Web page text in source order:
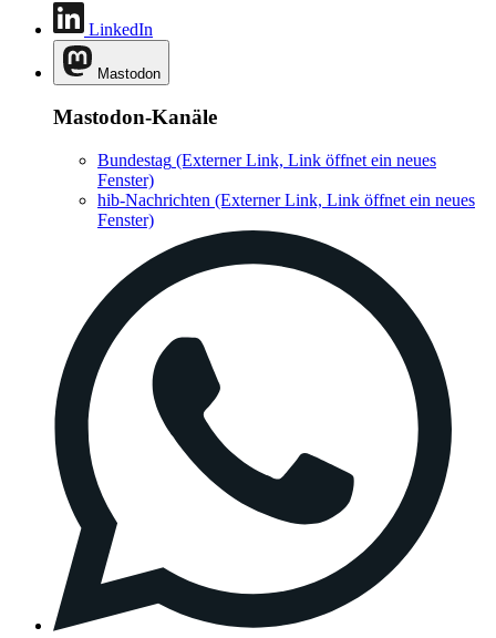
LinkedIn
Mastodon
Mastodon-Kanäle
Bundestag (Externer Link, Link öffnet ein neues
Fenster)
hib-Nachrichten (Externer Link, Link öffnet ein neues
Fenster)